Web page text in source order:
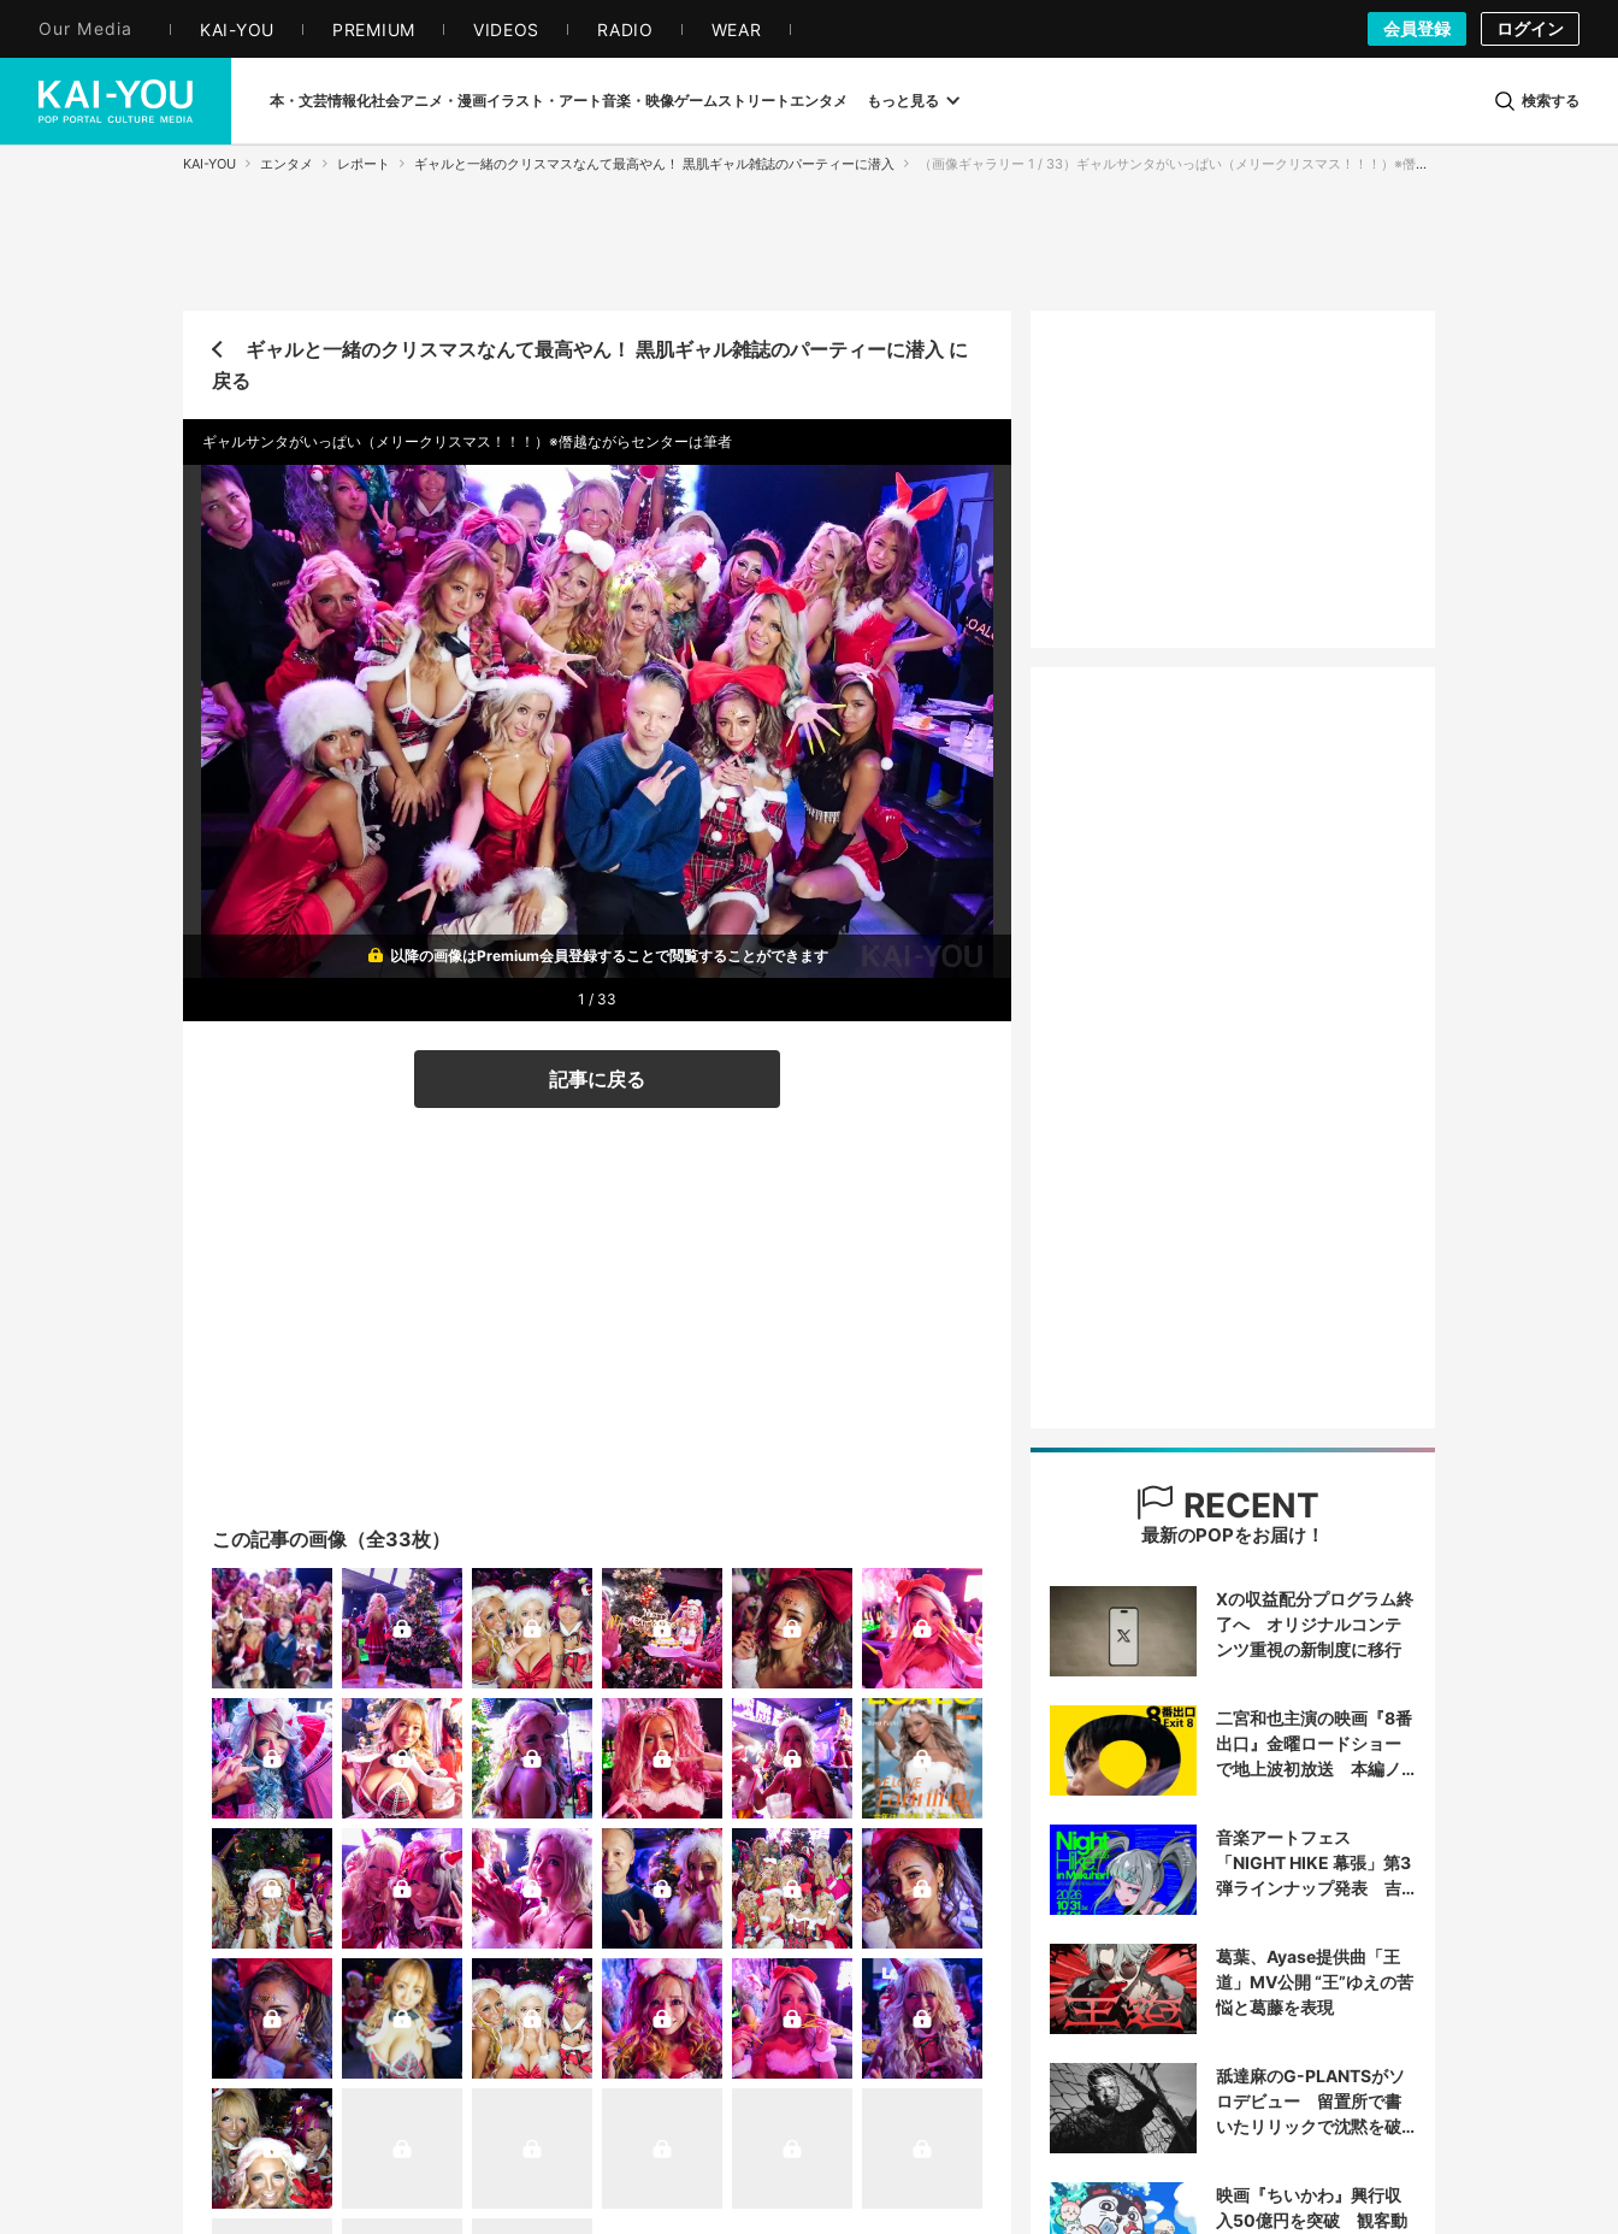
Our Media KAI-YOU PREMIUM VIDEOS RADIO WEAR 会員登録 ログイン
本・文芸情報化社会アニメ・漫画イラスト・アート音楽・映像ゲームストリート エンタメ もっと見る 検索する
KAI-YOU エンタメ レポート ギャルと一緒のクリスマスなんて最高やん！ 黒肌ギャル雑誌のパーティーに潜入 （画像ギャラリー 1 / 33）ギャルサンタがいっぱい（メリークリスマス！！！）※僭越ながらセンターは筆者
ギャルと一緒のクリスマスなんて最高やん！ 黒肌ギャル雑誌のパーティーに潜入 に
戻る
ギャルサンタがいっぱい（メリークリスマス！！！）※僭越ながらセンターは筆者
以降の画像はPremium会員登録することで閲覧することができます
1 / 33
記事に戻る
この記事の画像（全33枚）
RECENT
最新のPOPをお届け！
Xの収益配分プログラム終
了へ オリジナルコンテ
ンツ重視の新制度に移行
二宮和也主演の映画『8番
出口』金曜ロードショー
で地上波初放送 本編ノ
音楽アートフェス
「NIGHT HIKE 幕張」第3
弾ラインナップ発表 吉
葛葉、Ayase提供曲「王
道」MV公開 “王”ゆえの苦
悩と葛藤を表現
舐達麻のG-PLANTSがソ
ロデビュー 留置所で書
いたリリックで沈黙を破
映画『ちいかわ』興行収
入50億円を突破 観客動